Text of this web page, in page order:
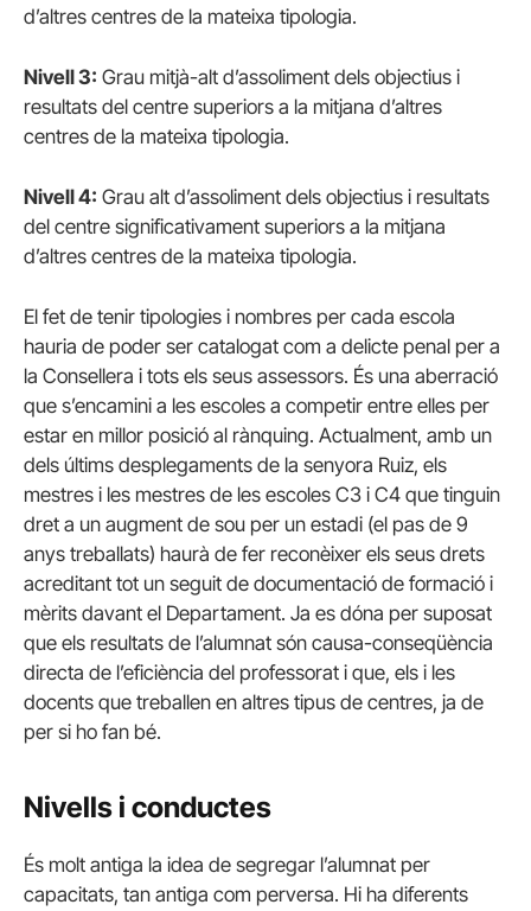
d’altres centres de la mateixa tipologia.
Nivell 3: Grau mitjà-alt d’assoliment dels objectius i
resultats del centre superiors a la mitjana d’altres
centres de la mateixa tipologia.
Nivell 4: Grau alt d’assoliment dels objectius i resultats
del centre significativament superiors a la mitjana
d’altres centres de la mateixa tipologia.
El fet de tenir tipologies i nombres per cada escola
hauria de poder ser catalogat com a delicte penal per a
la Consellera i tots els seus assessors. És una aberració
que s’encamini a les escoles a competir entre elles per
estar en millor posició al rànquing. Actualment, amb un
dels últims desplegaments de la senyora Ruiz, els
mestres i les mestres de les escoles C3 i C4 que tinguin
dret a un augment de sou per un estadi (el pas de 9
anys treballats) haurà de fer reconèixer els seus drets
acreditant tot un seguit de documentació de formació i
mèrits davant el Departament. Ja es dóna per suposat
que els resultats de l’alumnat són causa-conseqüència
directa de l’eficiència del professorat i que, els i les
docents que treballen en altres tipus de centres, ja de
per si ho fan bé.
Nivells i conductes
És molt antiga la idea de segregar l’alumnat per
capacitats, tan antiga com perversa. Hi ha diferents